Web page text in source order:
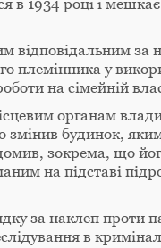
в 1934 році і
відповідальним за
племінника у
на сімейній
органам
змінив будинок,
зокрема, що
на підставі
за наклеп проти
в